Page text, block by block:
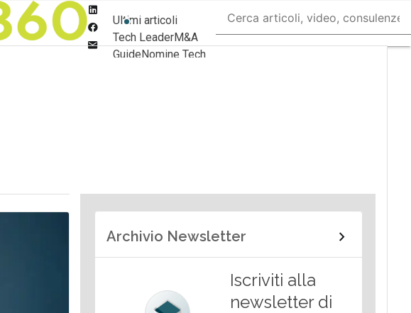
Facebook
Email
Ultimi articoli
Tech LeaderM&A
GuideNomine Tech
Archivio Newsletter
Iscriviti alla
newsletter di